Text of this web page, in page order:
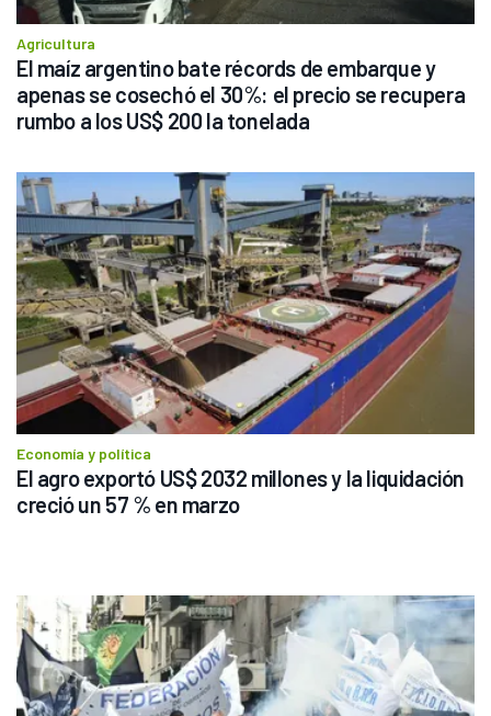
Agricultura
El maíz argentino bate récords de embarque y
apenas se cosechó el 30%: el precio se recupera
rumbo a los US$ 200 la tonelada
Economía y política
El agro exportó US$ 2032 millones y la liquidación
creció un 57 % en marzo